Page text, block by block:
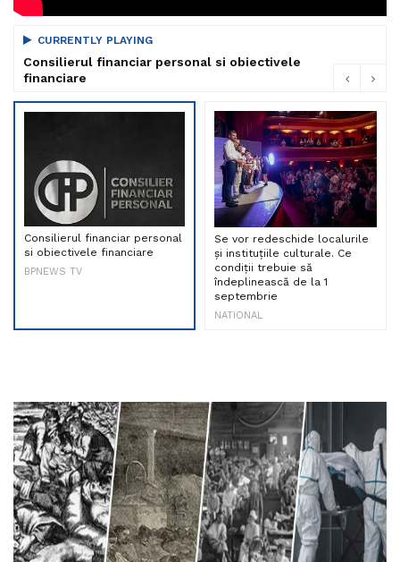
CURRENTLY PLAYING
Consilierul financiar personal si obiectivele
financiare
Consilierul financiar personal
si obiectivele financiare
BPNEWS TV
Se vor redeschide localurile
și instituțiile culturale. Ce
condiții trebuie să
îndeplinească de la 1
septembrie
NATIONAL